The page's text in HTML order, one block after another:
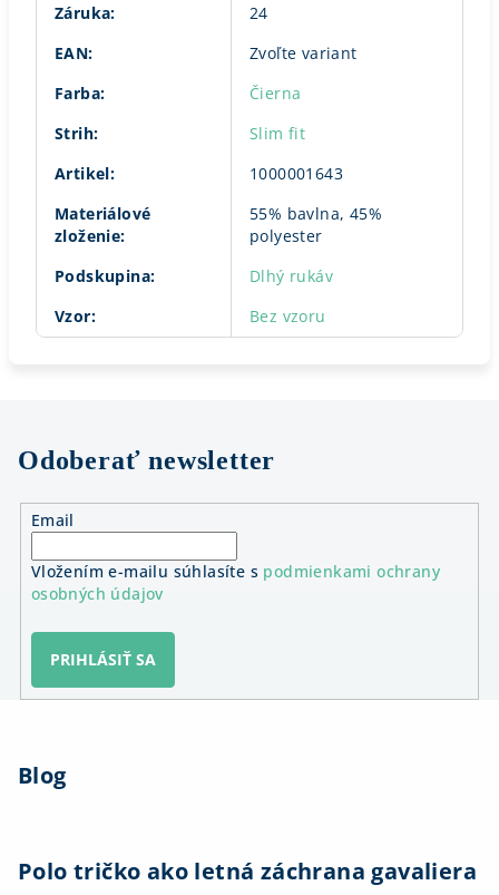
Záruka:
24
EAN:
Zvoľte variant
Farba:
Čierna
Strih:
Slim fit
Artikel:
1000001643
Materiálové
zloženie:
55% bavlna, 45%
polyester
Podskupina:
Dlhý rukáv
Vzor: Bez vzoru
Odoberať newsletter
Email
Vložením e-mailu súhlasíte s podmienkami ochrany
osobných údajov
PRIHLÁSIŤ SA
Blog
Polo tričko ako letná záchrana gavaliera